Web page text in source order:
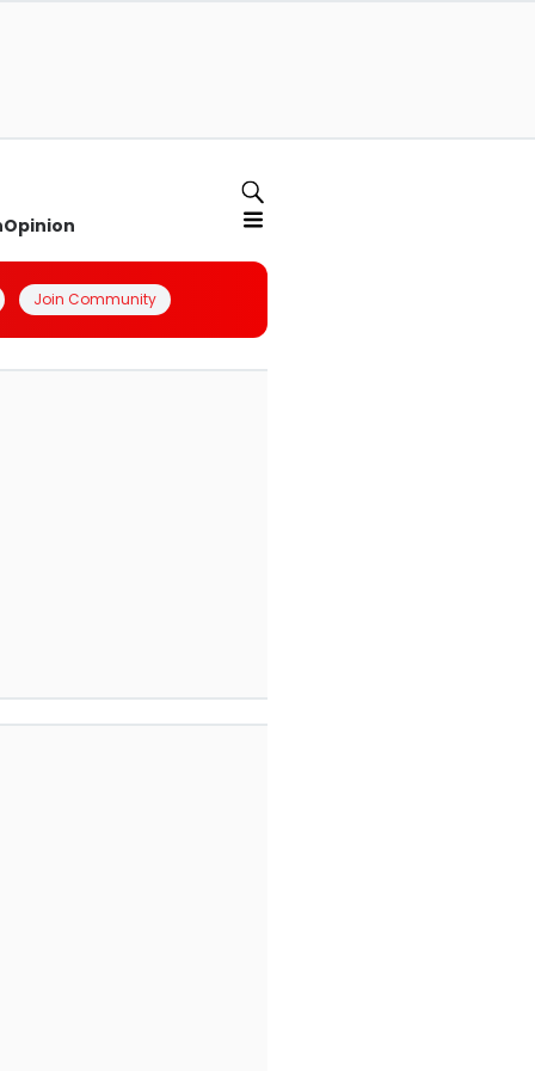
Opinion
Join Community